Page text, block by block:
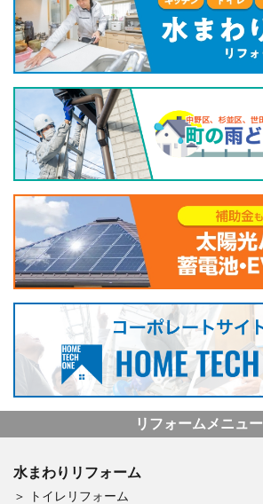
リフォームメニュー
水まわりリフォーム
トイレリフォーム